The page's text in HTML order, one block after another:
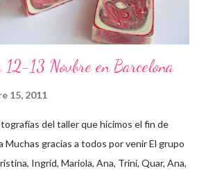
12-13 Novbre en Barcelona
15, 2011
del taller que hicimos el fin de
Muchas gracias a todos por venir El grupo
Ingrid, Mariola, Ana, Trini, Quar, Ana,